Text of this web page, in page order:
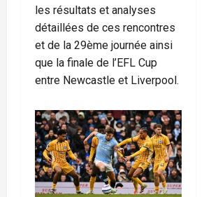
les résultats et analyses
détaillées de ces rencontres
et de la 29ème journée ainsi
que la finale de l’EFL Cup
entre Newcastle et Liverpool.